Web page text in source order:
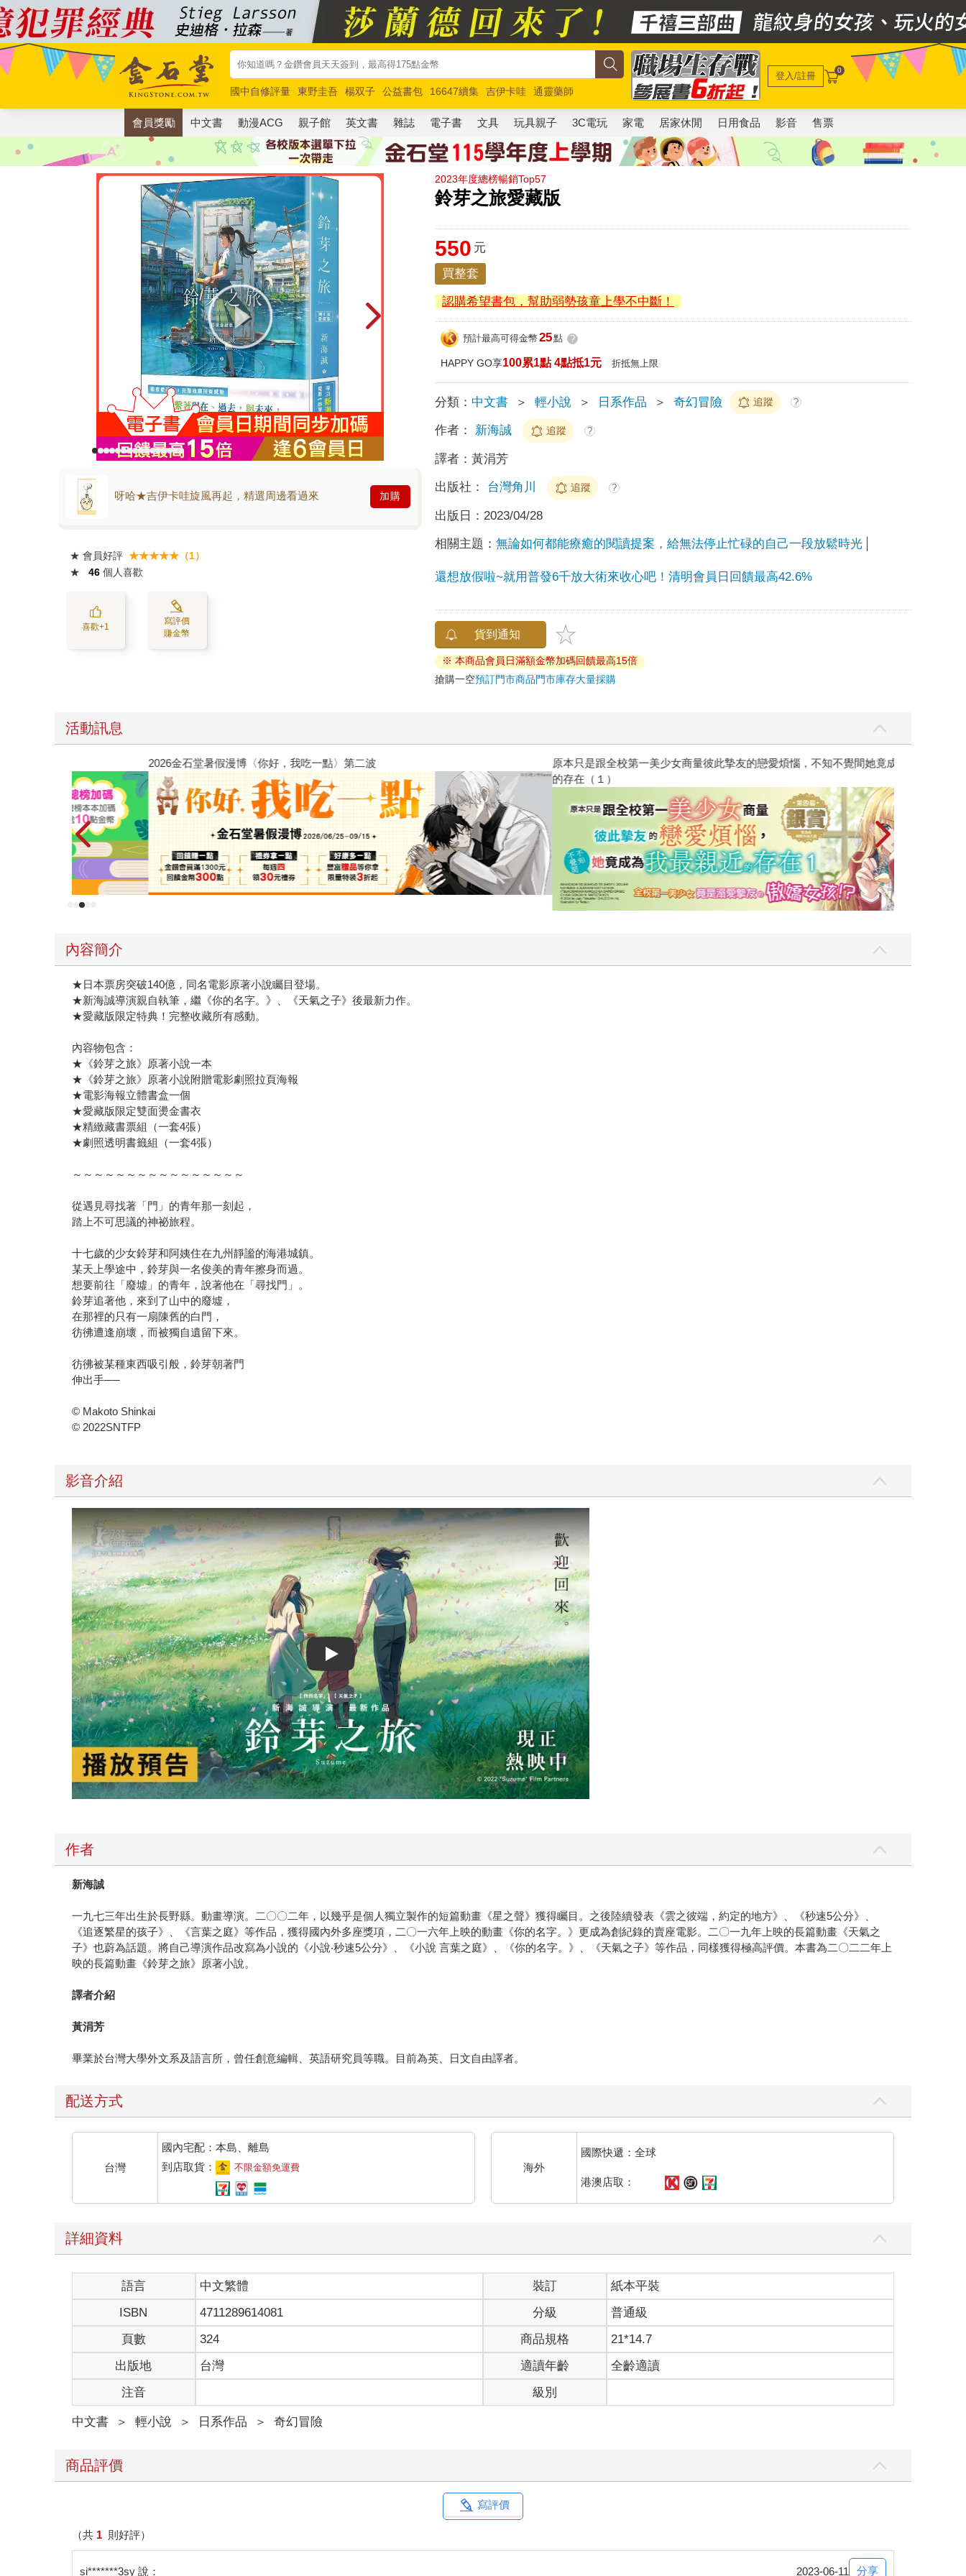
國中自修評量 東野圭吾 楊双子 公益書包 16647續集 吉伊卡哇
通靈藥師
唯紅花綻放
奧德賽 路邊攤新作 馬斯克 玩具總動員5 超慢跑
登入/註冊 0
會員獎勵 中文書 動漫ACG 親子館 英文書 雜誌 電子書 文具 玩具親子 3C電玩 家電 居家休閒 日用食品 影音 售票
2023年度總榜暢銷Top57
鈴芽之旅愛藏版
呀哈★吉伊卡哇旋風再起，精選周邊看過來 加購
★ 會員好評 ★★★★★（1）
★
46 個人喜歡
喜歡+1
寫評價
賺金幣
550 元
買整套
認購希望書包，幫助弱勢孩童上學不中斷！
預計最高可得金幣 25點 ?
HAPPY GO享100累1點 4點抵1元 折抵無上限
分類： 中文書 ＞ 輕小說 ＞ 日系作品 ＞ 奇幻冒險 追蹤 ?
作者： 新海誠 追蹤 ?
譯者：黃涓芳
出版社： 台灣角川 追蹤 ?
出版日： 2023/04/28
相關主題：無論如何都能療癒的閱讀提案，給無法停止忙碌的自己一段放鬆時光
還想放假啦~就用普發6千放大術來收心吧！清明會員日回饋最高42.6%
貨到通知
※ 本商品會員日滿額金幣加碼回饋最高15倍
搶購一空預訂門市商品門市庫存大量採購
活動訊息
2026金石堂暑假漫博〈你好，我吃一點〉第二波
原本只是跟全校第一美少女商量彼此摯友的戀愛煩惱，不知不覺間她竟成為我最親近
的存在（１）
台灣角川2026
內容簡介
★日本票房突破140億，同名電影原著小說矚目登場。
★新海誠導演親自執筆，繼《你的名字。》、《天氣之子》後最新力作。
★愛藏版限定特典！完整收藏所有感動。
內容物包含：
★《鈴芽之旅》原著小說一本
★《鈴芽之旅》原著小說附贈電影劇照拉頁海報
★電影海報立體書盒一個
★愛藏版限定雙面燙金書衣
★精緻藏書票組（一套4張）
★劇照透明書籤組（一套4張）
～～～～～～～～～～～～～～～～
從遇見尋找著「門」的青年那一刻起，
踏上不可思議的神祕旅程。
十七歲的少女鈴芽和阿姨住在九州靜謐的海港城鎮。
某天上學途中，鈴芽與一名俊美的青年擦身而過。
想要前往「廢墟」的青年，說著他在「尋找門」。
鈴芽追著他，來到了山中的廢墟，
在那裡的只有一扇陳舊的白門，
彷彿遭逢崩壞，而被獨自遺留下來。
彷彿被某種東西吸引般，鈴芽朝著門
伸出手──
© Makoto Shinkai
© 2022SNTFP
影音介紹
Play video
作者
新海誠
一九七三年出生於長野縣。動畫導演。二〇〇二年，以幾乎是個人獨立製作的短篇動畫《星之聲》獲得矚目。之後陸續發表《雲之彼端，約定的地方》、《秒速5公分》、
《追逐繁星的孩子》、《言葉之庭》等作品，獲得國內外多座獎項，二〇一六年上映的動畫《你的名字。》更成為創紀錄的賣座電影。二〇一九年上映的長篇動畫《天氣之
子》也蔚為話題。將自己導演作品改寫為小說的《小說‧秒速5公分》、《小說 言葉之庭》、《你的名字。》、《天氣之子》等作品，同樣獲得極高評價。本書為二〇二二年上
映的長篇動畫《鈴芽之旅》原著小說。
譯者介紹
黃涓芳
畢業於台灣大學外文系及語言所，曾任創意編輯、英語研究員等職。目前為英、日文自由譯者。
配送方式
台灣
國內宅配：本島、離島
到店取貨：
不限金額免運費 海外
國際快遞：全球
港澳店取：
詳細資料
語言 中文繁體 裝訂
紙本平裝
ISBN
4711289614081 分級
普通級
頁數
324 商品規格
21*14.7
出版地
台灣 適讀年齡
全齡適讀
注音
級別
中文書 ＞ 輕小說 ＞ 日系作品 ＞ 奇幻冒險
商品評價
寫評價
（共 1 則好評）
si*******3sy 說： 2023-06-11 分享